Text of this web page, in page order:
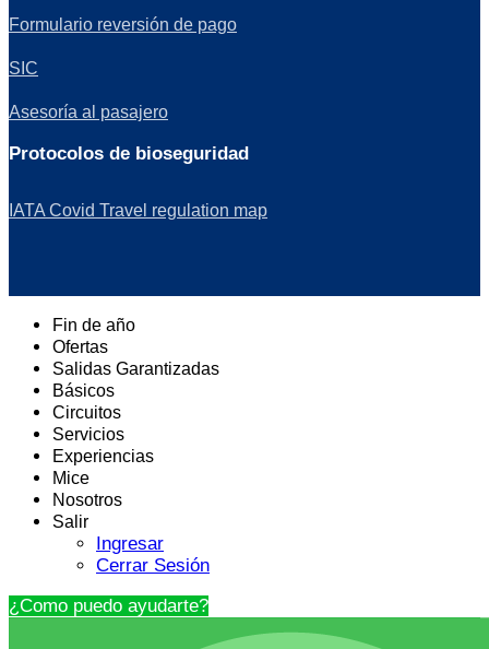
Formulario reversión de pago
SIC
Asesoría al pasajero
Protocolos de bioseguridad
IATA Covid Travel regulation map
Fin de año
Ofertas
Salidas Garantizadas
Básicos
Circuitos
Servicios
Experiencias
Mice
Nosotros
Salir
Ingresar
Cerrar Sesión
¿Como puedo ayudarte?